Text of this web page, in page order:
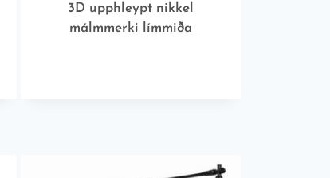
3D upphleypt nikkel
málmmerki límmiða